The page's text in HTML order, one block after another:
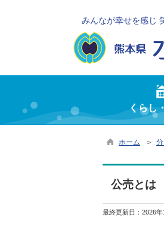
みんなが幸せを感じ
くらし
ホーム ＞
公売とは
最終更新日： 2026年